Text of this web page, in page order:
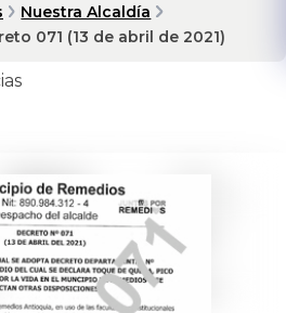
Nuestra Alcaldía
071 (13 de abril de 2021)